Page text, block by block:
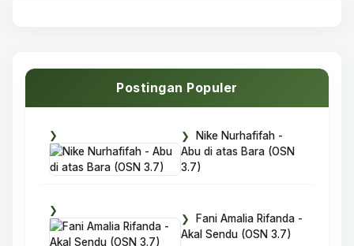
Postingan Populer
Nike Nurhafifah -
Abu di atas Bara (OSN
3.7)
Fani Amalia Rifanda -
Akal Sendu (OSN 3.7)